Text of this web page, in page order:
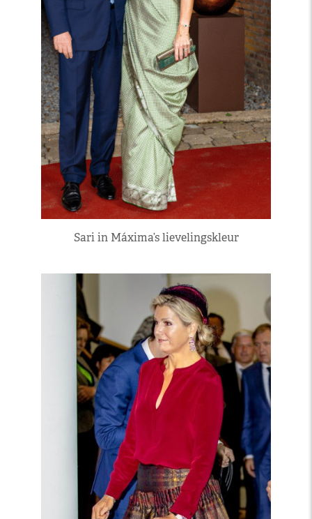
Sari in Máxima’s lievelingskleur